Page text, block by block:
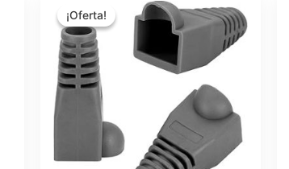
¡Oferta!
¡Oferta!
precio
original
era:
$26.25.
precio
actual
$21.45.